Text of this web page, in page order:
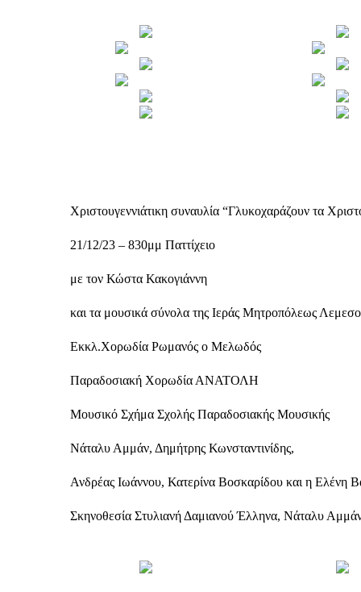
Χριστουγεννιάτικη συναυλία “Γλυκοχαράζουν τα
21/12/23 – 830μμ Παττίχειο
με τον Κώστα Κακογιάννη
και τα μουσικά σύνολα της Ιεράς Μητροπόλεως
Εκκλ.Χορωδία Ρωμανός ο Μελωδός
Παραδοσιακή Χορωδία ΑΝΑΤΟΛΗ
Μουσικό Σχήμα Σχολής Παραδοσιακής Μουσικής
Νάταλυ Αμμάν, Δημήτρης Κωνσταντινίδης,
Ανδρέας Ιωάννου, Κατερίνα Βοσκαρίδου και η Ελένη
Σκηνοθεσία Στυλιανή Δαμιανού Έλληνα, Νάταλυ